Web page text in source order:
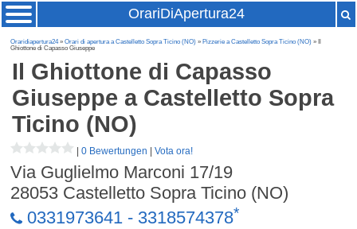
OrariDiApertura24
Oraridiapertura24»Orari di apertura a Castelletto Sopra Ticino (NO) » Pizzerie a Castelletto Sopra Ticino (NO) » Il
Ghiottone di Capasso Giuseppe
Il Ghiottone di Capasso
Giuseppe a Castelletto Sopra
Ticino (NO)
|0 Bewertungen |Vota ora!
Via Guglielmo Marconi 17/19
28053 Castelletto Sopra Ticino (NO)
0331973641 - 3318574378*